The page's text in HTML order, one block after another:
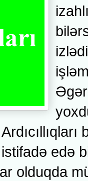
Əgər
edə
olduqda